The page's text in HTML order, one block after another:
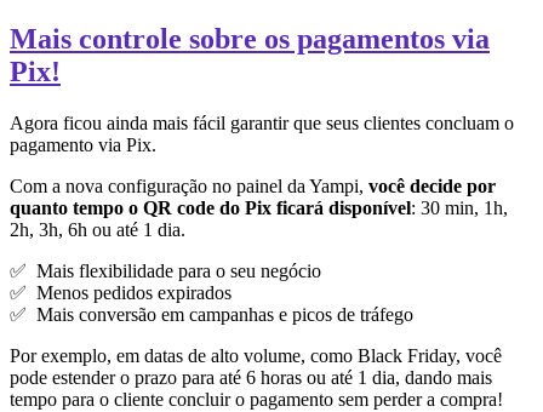
Mais controle sobre os pagamentos via
Pix!
Agora ficou ainda mais fácil garantir que seus clientes concluam o
pagamento via Pix.
Com a nova configuração no painel da Yampi, você decide por
quanto tempo o QR code do Pix ficará disponível: 30 min, 1h,
2h, 3h, 6h ou até 1 dia.
✅ Mais flexibilidade para o seu negócio
✅ Menos pedidos expirados
✅ Mais conversão em campanhas e picos de tráfego
Por exemplo, em datas de alto volume, como Black Friday, você
pode estender o prazo para até 6 horas ou até 1 dia, dando mais
tempo para o cliente concluir o pagamento sem perder a compra!